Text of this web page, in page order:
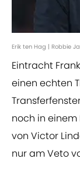
Erik ten Hag | Robbie
Eintracht
einen echten
noch in einem
von Victor
nur am Veto